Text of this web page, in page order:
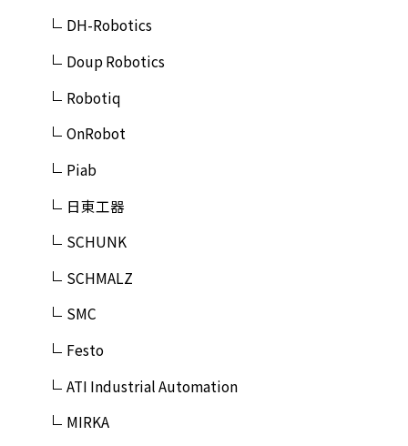
DH-Robotics
Doup Robotics
Robotiq
OnRobot
Piab
日東工器
SCHUNK
SCHMALZ
SMC
Festo
ATI Industrial Automation
MIRKA